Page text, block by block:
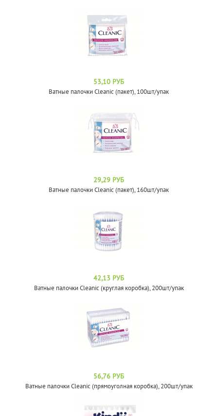
53,10 РУБ
Ватные палочки Cleanic (пакет), 100шт/упак
29,29 РУБ
Ватные палочки Cleanic (пакет), 160шт/упак
42,13 РУБ
Ватные палочки Cleanic (круглая коробка), 200шт/упак
56,76 РУБ
Ватные палочки Cleanic (прямоуголная коробка), 200шт/упак